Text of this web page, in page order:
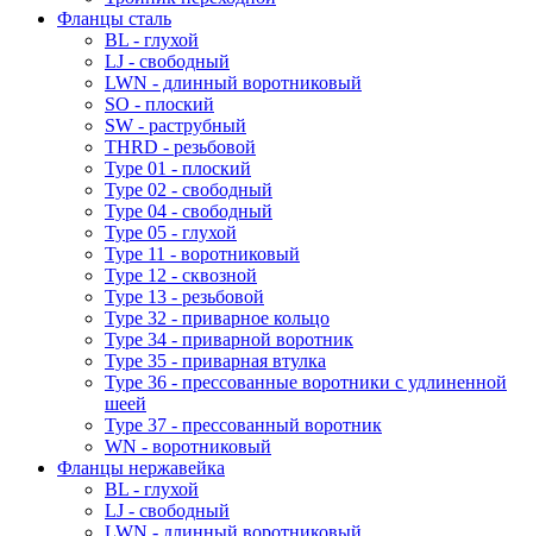
Фланцы сталь
BL - глухой
LJ - свободный
LWN - длинный воротниковый
SO - плоский
SW - раструбный
THRD - резьбовой
Type 01 - плоский
Type 02 - свободный
Type 04 - свободный
Type 05 - глухой
Type 11 - воротниковый
Type 12 - сквозной
Type 13 - резьбовой
Type 32 - приварное кольцо
Type 34 - приварной воротник
Type 35 - приварная втулка
Type 36 - прессованные воротники с удлиненной
шеей
Type 37 - прессованный воротник
WN - воротниковый
Фланцы нержавейка
BL - глухой
LJ - свободный
LWN - длинный воротниковый